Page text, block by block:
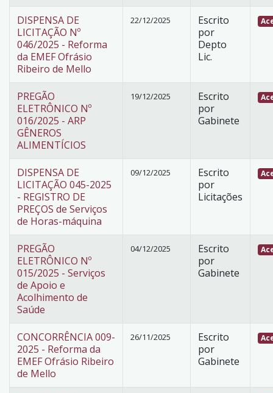
DISPENSA DE
LICITAÇÃO Nº
046/2025 - Reforma
da EMEF Ofrásio
Ribeiro de Mello
22/12/2025
Escrito
por
Depto
Lic.
PREGÃO
ELETRÔNICO Nº
016/2025 - ARP
GÊNEROS
ALIMENTÍCIOS
19/12/2025
Escrito
por
Gabinete
DISPENSA DE
LICITAÇÃO 045-2025
- REGISTRO DE
PREÇOS de Serviços
de Horas-máquina
09/12/2025
Escrito
por
Licitações
PREGÃO
ELETRÔNICO Nº
015/2025 - Serviços
de Apoio e
Acolhimento de
Saúde
04/12/2025
Escrito
por
Gabinete
CONCORRÊNCIA 009-
2025 - Reforma da
EMEF Ofrásio Ribeiro
de Mello
26/11/2025
Escrito
por
Gabinete